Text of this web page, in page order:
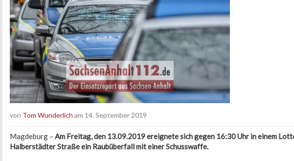
von Tom Wunderlich am 14. September 2019
Magdeburg – Am Freitag, den 13.09.2019 ereignete sich gegen 16:30 Uhr in einem
Halberstädter Straße ein Raubüberfall mit einer Schusswaffe.